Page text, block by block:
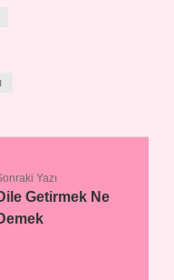
Yazı
Getirmek Ne